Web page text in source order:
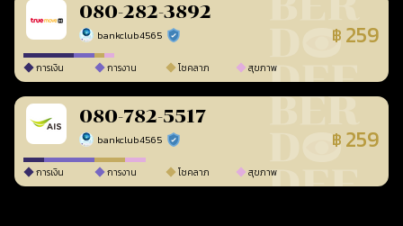
080-282-3892
bankclub4565 ร้านยืนยันแล้ว ฿ 259
การเงิน การงาน โชคลาภ สุขภาพ
080-782-5517
bankclub4565 ร้านยืนยันแล้ว ฿ 259
การเงิน การงาน โชคลาภ สุขภาพ